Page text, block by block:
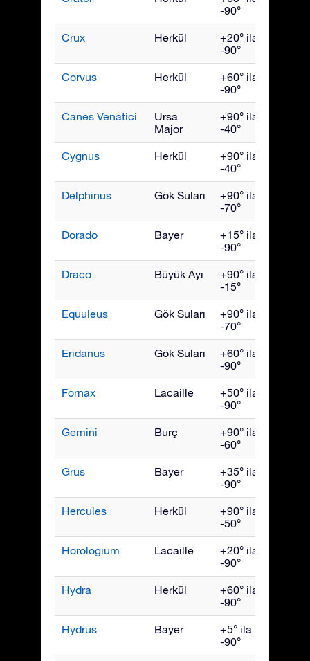
-90°
Crux Herkül
+20° ila
-90°
Corvus Herkül
+60° ila
-90°
Canes Venatici
Ursa
Major
+90° ila
-40°
Cygnus Herkül
+90° ila
-40°
Delphinus Gök Suları
+90° ila
-70°
Dorado Bayer
+15° ila
-90°
Draco Büyük Ayı
+90° ila
-15°
Equuleus Gök Suları
+90° ila
-70°
Eridanus Gök Suları
+60° ila
-90°
Fornax Lacaille
+50° ila
-90°
Gemini Burç
+90° ila
-60°
Grus Bayer
+35° ila
-90°
Hercules Herkül
+90° ila
-50°
Horologium Lacaille
+20° ila
-90°
Hydra Herkül
+60° ila
-90°
Hydrus Bayer
+5° ila
-90°